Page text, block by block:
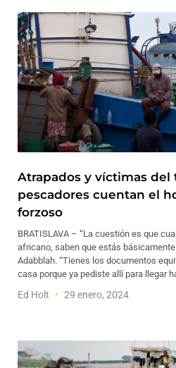
Atrapados y víctimas del
pescadores cuentan el
forzoso
BRATISLAVA – “La cuestión es que
africano, saben que estás básicamente
Adabblah. “Tienes los documentos
casa porque ya pediste allí para llegar
Ed Holt 29 enero, 2024